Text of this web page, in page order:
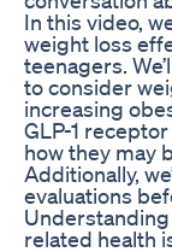
In this video,
weight loss
teenagers.
to consider
increasing
GLP-1
how they may
Additionally,
evaluations
related health